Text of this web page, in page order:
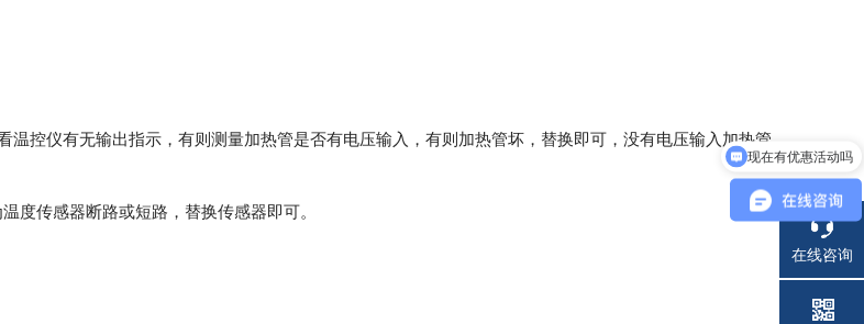
控仪有无输出指示，有则测量加热管是否有电压输入，有则加热管坏，替换即可，没有电压输入加热管，
度传感器断路或短路，替换传感器即可。
在线咨询
现在有优惠活动吗